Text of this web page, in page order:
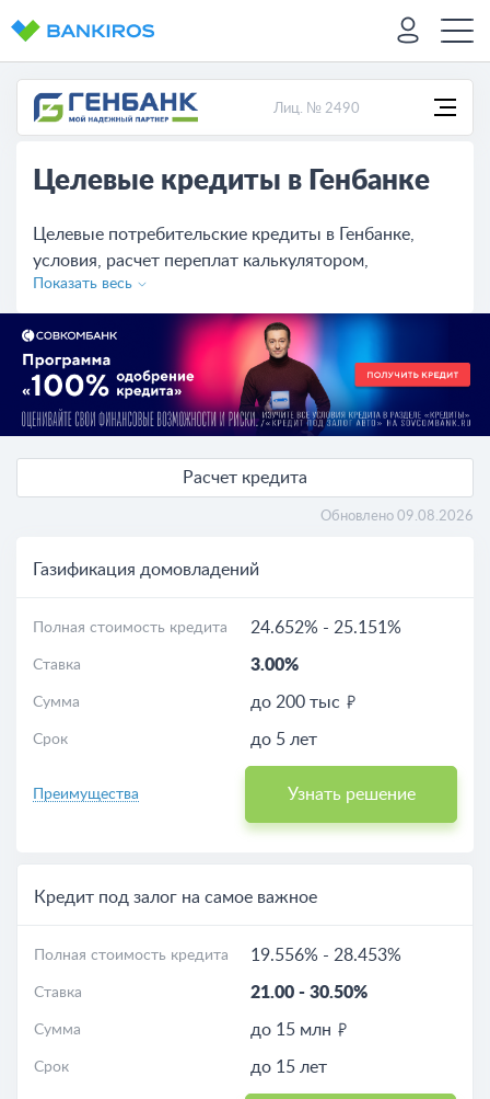
Лиц. № 2490
Целевые кредиты в Генбанке
Целевые потребительские кредиты в Генбанке,
условия, расчет переплат калькулятором,
предложений на сегодня - 2. Изучите условия,
сравните с кредитами других банков, оставьте
онлайн-заявку на сайте.
Показать весь
Расчет кредита
Обновлено 09.08.2026
Газификация домовладений
Полная стоимость кредита 24.652% - 25.151%
Ставка 3.00%
Сумма до 200 тыс
Срок до 5 лет
Преимущества Узнать решение
Кредит под залог на самое важное
Полная стоимость кредита 19.556% - 28.453%
Ставка 21.00 - 30.50%
Сумма до 15 млн
Срок до 15 лет